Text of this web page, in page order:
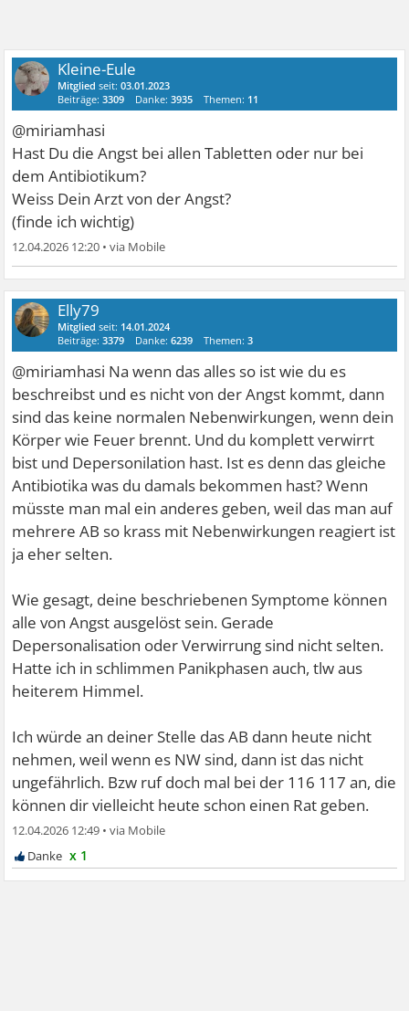
Kleine-Eule
Mitglied seit:03.01.2023
Beiträge:3309 Danke:3935 Themen: 11
@miriamhasi
Hast Du die Angst bei allen Tabletten oder nur bei
dem Antibiotikum?
Weiss Dein Arzt von der Angst?
(finde ich wichtig)
12.04.2026 12:20 •
Elly79
Mitglied seit: 14.01.2024
Beiträge:3379 Danke:6239 Themen:3
@miriamhasi Na wenn das alles so ist wie du es
beschreibst und es nicht von der Angst kommt, dann
sind das keine normalen Nebenwirkungen, wenn dein
Körper wie Feuer brennt. Und du komplett verwirrt
bist und Depersonilation hast. Ist es denn das gleiche
Antibiotika was du damals bekommen hast? Wenn
müsste man mal ein anderes geben, weil das man auf
mehrere AB so krass mit Nebenwirkungen reagiert ist
ja eher selten.
Wie gesagt, deine beschriebenen Symptome können
alle von Angst ausgelöst sein. Gerade
Depersonalisation oder Verwirrung sind nicht selten.
Hatte ich in schlimmen Panikphasen auch, tlw aus
heiterem Himmel.
Ich würde an deiner Stelle das AB dann heute nicht
nehmen, weil wenn es NW sind, dann ist das nicht
ungefährlich. Bzw ruf doch mal bei der 116 117 an, die
können dir vielleicht heute schon einen Rat geben.
12.04.2026 12:49 •
x 1